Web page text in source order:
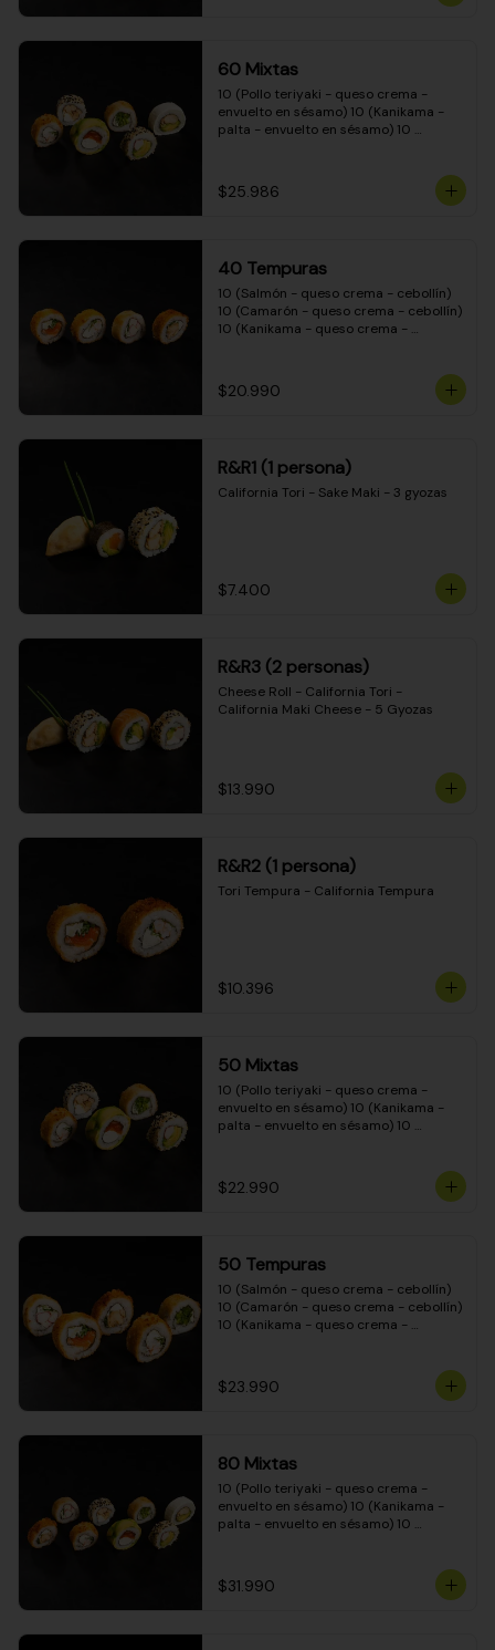
(Pimentón - queso crema - cebollín -
envuelto en masa tempura)
60 Mixtas
10 (Pollo teriyaki - queso crema -
envuelto en sésamo) 10 (Kanikama -
palta - envuelto en sésamo) 10
envuelto en queso crema) 10
(Camarón - queso crema - cebollín -
$25.986
40 Tempuras
10 (Salmón - queso crema - cebollín)
10 (Camarón - queso crema - cebollín)
10 (Kanikama - queso crema -
$20.990
R&R1 (1 persona)
California Tori - Sake Maki - 3 gyozas
$7.400
R&R3 (2 personas)
Cheese Roll - California Tori -
California Maki Cheese - 5 Gyozas
$13.990
R&R2 (1 persona)
Tori Tempura - California Tempura
$10.396
50 Mixtas
10 (Pollo teriyaki - queso crema -
envuelto en sésamo) 10 (Kanikama -
palta - envuelto en sésamo) 10
cebollín - envuelto en masa tempura)
10 (Pimentón - queso crema - cebollín
$22.990
50 Tempuras
10 (Salmón - queso crema - cebollín)
10 (Camarón - queso crema - cebollín)
10 (Kanikama - queso crema -
crema - cebollín)
$23.990
80 Mixtas
10 (Pollo teriyaki - queso crema -
envuelto en sésamo) 10 (Kanikama -
palta - envuelto en sésamo) 10
envuelto en queso crema) 10
(Camarón - queso crema - cebollín -
$31.990